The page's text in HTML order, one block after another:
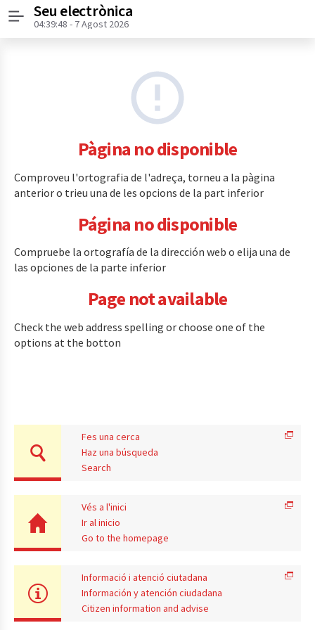
Menú
Seu electrònica
04:39:48 - 7 Agost 2026
Pàgina no disponible
Comproveu l'ortografia de l'adreça, torneu a la pàgina
anterior o trieu una de les opcions de la part inferior
Página no disponible
Compruebe la ortografía de la dirección web o elija una de
las opciones de la parte inferior
Page not available
Check the web address spelling or choose one of the
options at the botton
Fes una cerca
Haz una búsqueda
Search
Vés a l'inici
Ir al inicio
Go to the homepage
Informació i atenció ciutadana
Información y atención ciudadana
Citizen information and advise